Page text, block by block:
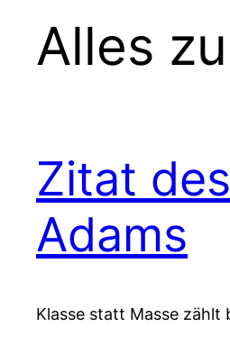
Alles
Zitat
Adams
Klasse statt Masse